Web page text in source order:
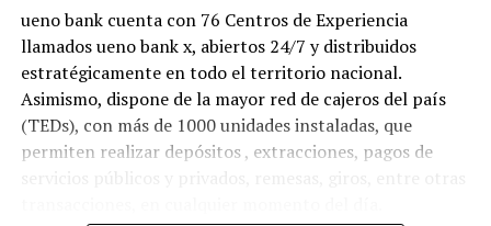
ueno bank cuenta con 76 Centros de Experiencia
llamados ueno bank x, abiertos 24/7 y distribuidos
estratégicamente en todo el territorio nacional.
Asimismo, dispone de la mayor red de cajeros del país
(TEDs), con más de 1000 unidades instaladas, que
permiten realizar depósitos , extracciones, pagos de